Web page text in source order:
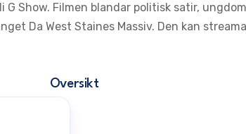
Show. Filmen blandar politisk satir,
Da West Staines Massiv. Den kan
Oversikt